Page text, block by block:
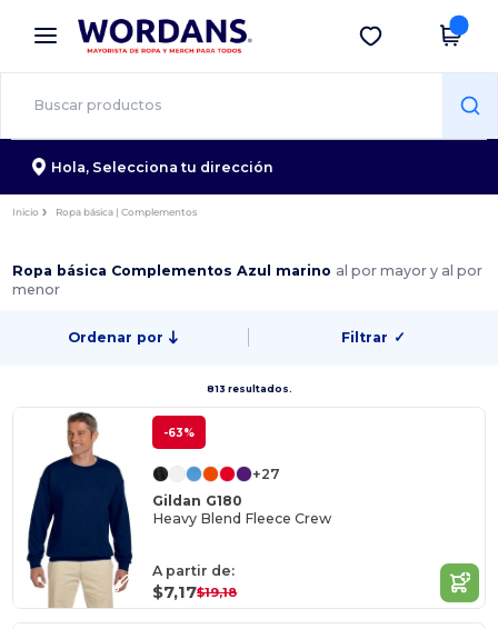
× App de Wordans
¡Mejores precios en app!
Descargar app
Hola, Selecciona tu dirección
Inicio Ropa básica | Complementos
Ropa básica Complementos Azul marino al por mayor y al por
menor
Ordenar por Filtrar ✓
813 resultados.
-63%
+27
Gildan G180
Heavy Blend Fleece Crew
A partir de:
$7,17$19,18